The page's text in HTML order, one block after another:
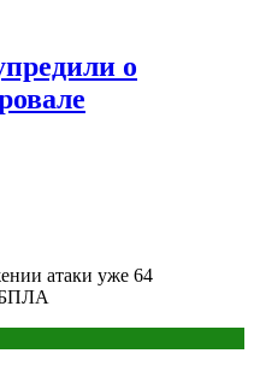
о
атаки уже 64
БПЛА